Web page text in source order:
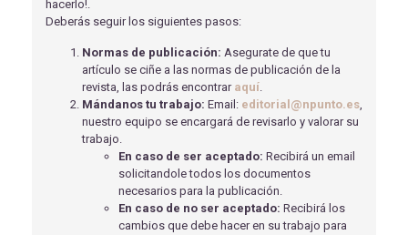
OSTOMÍAS Y SEXUALIDAD
ESTUDIO DE LAS ANEMIAS MICROCÍTICAS EN EL
LABORATORIO CLÍNICO
Pérez San Martín, S., Gómez Fernández, L- 31/10/2023
SOPORTE NUTRICIONAL EN PACIENTES CON ICTUS
SOLÍS GARCÍA, A- 15/05/2018
SISTEMA INTERNACIONAL DE TRIAJE: USO Y
CLASIFICACIÓN EN PRE-HOSPITALARIA
Fernández Maside, C- 01/04/2019
hacerlo!.
Deberás seguir los siguientes pasos:
Normas de publicación: Asegurate de que tu
artículo se ciñe a las normas de publicación de la
revista, las podrás encontrar aquí.
Mándanos tu trabajo: Email: editorial@npunto.es,
nuestro equipo se encargará de revisarlo y valorar su
trabajo.
En caso de ser aceptado: Recibirá un email
solicitandole todos los documentos
necesarios para la publicación.
En caso de no ser aceptado: Recibirá los
cambios que debe hacer en su trabajo para